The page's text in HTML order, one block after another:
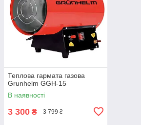
Теплова гармата газова
Grunhelm GGH-15
В наявності
3 300 ₴ 3 799 ₴